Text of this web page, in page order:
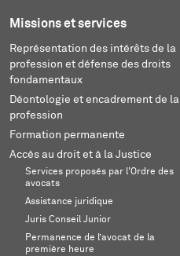
Missions et services
Représentation des intérêts de la
profession et défense des droits
fondamentaux
Déontologie et encadrement de la
profession
Formation permanente
Accès au droit et à la Justice
Services proposés par l'Ordre des
avocats
Assistance juridique
Juris Conseil Junior
Permanence de l’avocat de la
première heure